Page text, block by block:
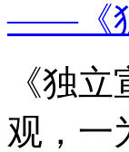
——《
《独
观，一